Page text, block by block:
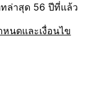
ทล่าสุด 56 ปีที่แล้ว
นดและเงื่อนไข